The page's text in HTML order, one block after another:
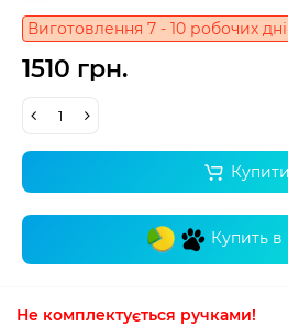
Виготовлення 7 - 10 робочих
1510 грн.
Купити
Купить в
Не комплектується ручками!